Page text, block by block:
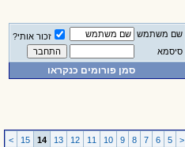
שם משתמש
זכור אותי?
סיסמא
סמן פורומים כנקראו
<
5
6
7
8
9
10
11
12
13
14
15
>